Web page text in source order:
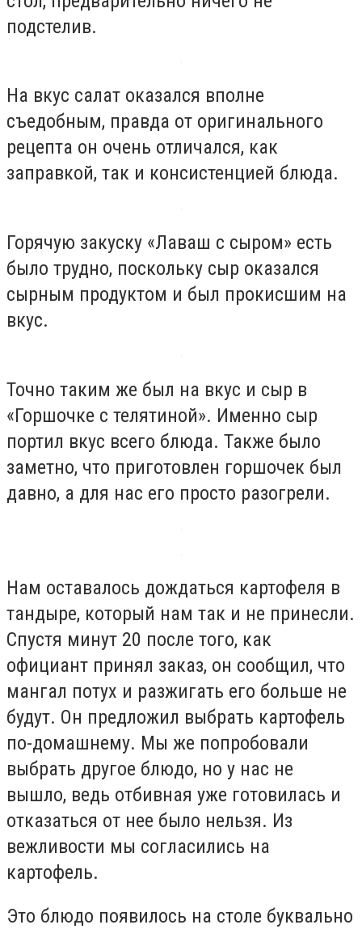
подстелив.
На вкус салат оказался вполне
съедобным, правда от оригинального
рецепта он очень отличался, как
заправкой, так и консистенцией блюда.
Горячую закуску «Лаваш с сыром» есть
было трудно, поскольку сыр оказался
сырным продуктом и был прокисшим на
вкус.
Точно таким же был на вкус и сыр в
«Горшочке с телятиной». Именно сыр
портил вкус всего блюда. Также было
заметно, что приготовлен горшочек был
давно, а для нас его просто разогрели.
Нам оставалось дождаться картофеля в
тандыре, который нам так и не принесли.
Спустя минут 20 после того, как
официант принял заказ, он сообщил, что
мангал потух и разжигать его больше не
будут. Он предложил выбрать картофель
по-домашнему. Мы же попробовали
выбрать другое блюдо, но у нас не
вышло, ведь отбивная уже готовилась и
отказаться от нее было нельзя. Из
вежливости мы согласились на
картофель.
Это блюдо появилось на столе буквально